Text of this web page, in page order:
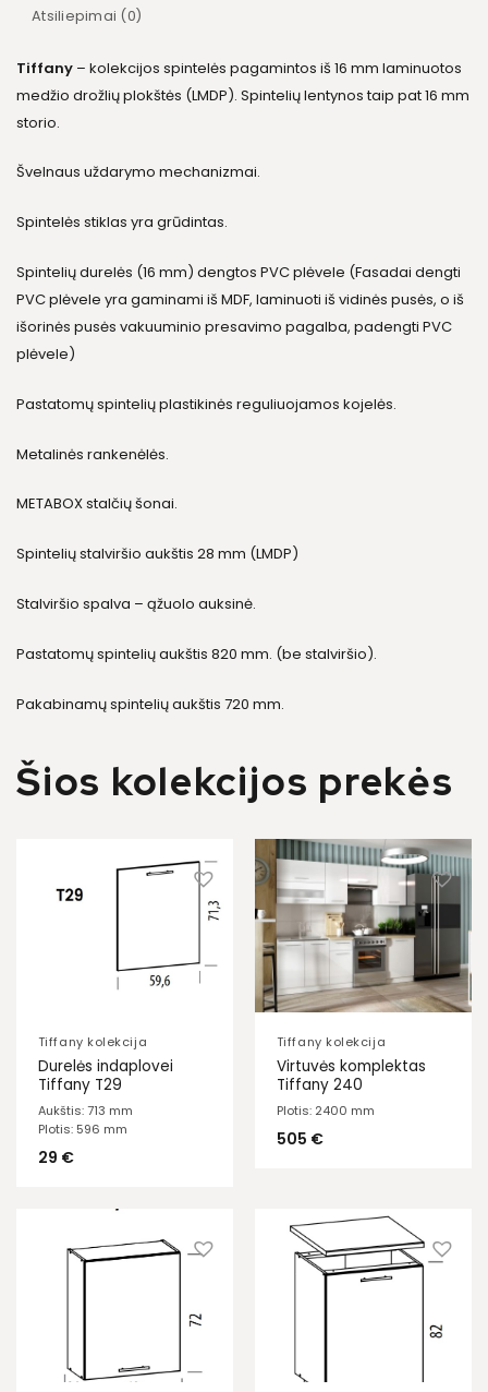
Atsiliepimai (0)
Tiffany – kolekcijos spintelės pagamintos iš 16 mm laminuotos
medžio drožlių plokštės (LMDP). Spintelių lentynos taip pat 16 mm
storio.
Švelnaus uždarymo mechanizmai.
Spintelės stiklas yra grūdintas.
Spintelių durelės (16 mm) dengtos PVC plėvele (Fasadai dengti
PVC plėvele yra gaminami iš MDF, laminuoti iš vidinės pusės, o iš
išorinės pusės vakuuminio presavimo pagalba, padengti PVC
plėvele)
Pastatomų spintelių plastikinės reguliuojamos kojelės.
Metalinės rankenėlės.
METABOX stalčių šonai.
Spintelių stalviršio aukštis 28 mm (LMDP)
Stalviršio spalva – ąžuolo auksinė.
Pastatomų spintelių aukštis 820 mm. (be stalviršio).
Pakabinamų spintelių aukštis 720 mm.
Šios kolekcijos prekės
Tiffany kolekcija
Durelės indaplovei
Tiffany T29
Aukštis: 713 mm
Plotis: 596 mm
29 €
Tiffany kolekcija
Virtuvės komplektas
Tiffany 240
Plotis: 2400 mm
505 €